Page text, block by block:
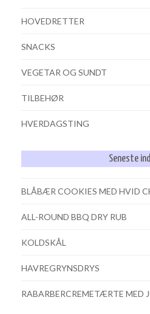
HOVEDRETTER
SNACKS
VEGETAR OG SUNDT
TILBEHØR
HVERDAGSTING
Seneste
BLÅBÆR COOKIES MED HVID
ALL-ROUND BBQ DRY RUB
KOLDSKÅL
HAVREGRYNSDRYS
RABARBERCREMETÆRTE MED